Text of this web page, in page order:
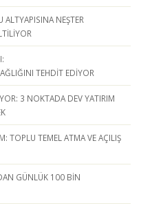
ALTYAPISINA NEŞTER
TEHDİT EDİYOR
3 NOKTADA DEV YATIRIM
TOPLU TEMEL ATMA VE AÇILIŞ
GÜNLÜK 100 BİN